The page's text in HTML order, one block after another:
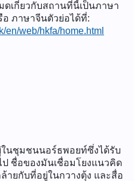
เกี่ยวกับสถานที่นี้เป็นภาษา
ภาษาจีนตัวย่อได้ที่:
en/web/hkfa/home.html
นชุมชนนอร์ธพอยท์ซึ่งได้รับ
ชื่อของมันเชื่อมโยงแนวคิด
ายกับที่อยู่ในกวางตุ้ง และสื่อ